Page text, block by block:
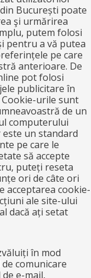
București poate
şi urmărirea
putem folosi
pentru a vă putea
pe care
anterioare. De
pot folosi
publicitare în
urile sunt
de un
computerului
un standard
pe care le
să accepte
puteți reseta
ori de câte ori
acceptarea cookie-
ale site-ului
dacă ați setat
în mod
comunicare
e-mail,